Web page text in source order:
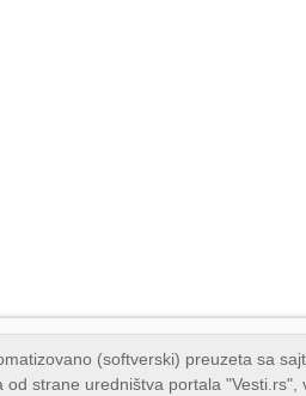
(softverski) preuzeta sa
strane uredništva portala